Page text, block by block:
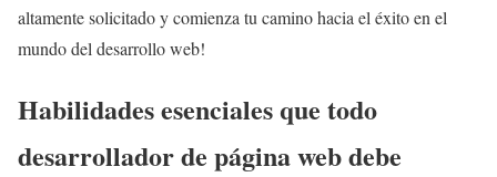
altamente solicitado y comienza tu camino hacia el éxito en el
mundo del desarrollo web!
Habilidades esenciales que todo
desarrollador de página web debe